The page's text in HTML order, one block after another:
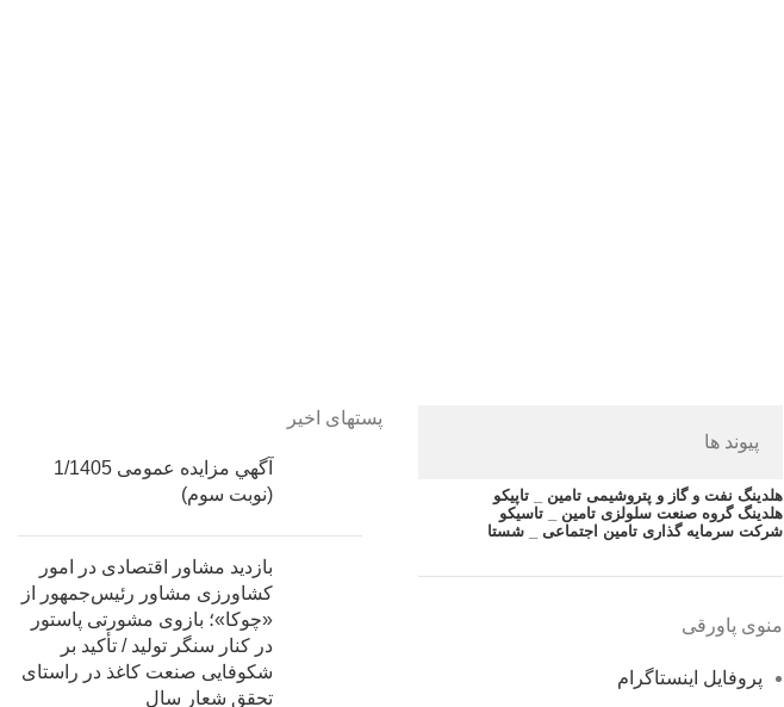
پیوند ها
هلدینگ نفت و گاز و پتروشیمی تامین _ تاپیکو
هلدینگ گروه صنعت سلولزی تامین _ تاسیکو
شرکت سرمایه گذاری تامین اجتماعی _ شستا
منوی پاورقی
پروفایل اینستاگرام
پستهای اخیر
آگهي مزایده عمومی 1/1405
(نوبت سوم)
بازدید مشاور اقتصادی در امور
کشاورزی مشاور رئیس‌جمهور از
«چوکا»؛ بازوی مشورتی پاستور
در کنار سنگر تولید / تأکید بر
شکوفایی صنعت کاغذ در راستای
تحقق شعار سال